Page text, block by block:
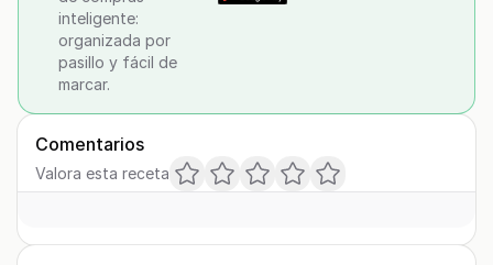
inteligente:
organizada por
pasillo y fácil de
marcar.
Comentarios
Valora esta receta